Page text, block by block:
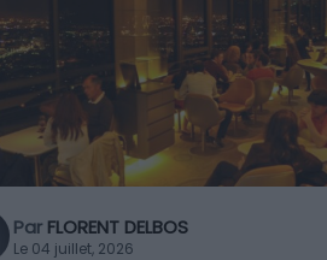
Par FLORENT DELBOS
Le 04 juillet, 2026